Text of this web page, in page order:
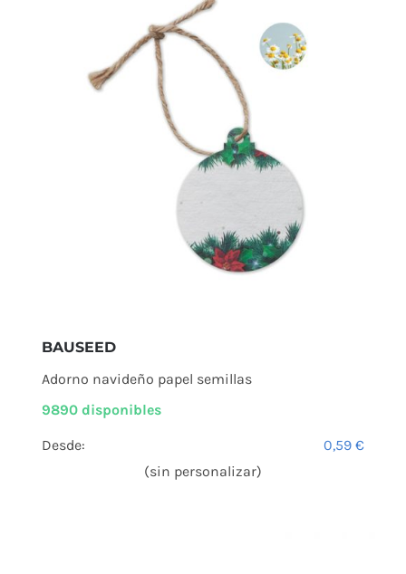
BAUSEED
Adorno navideño papel semillas
9890 disponibles
Desde: 0,59€
(sin personalizar)